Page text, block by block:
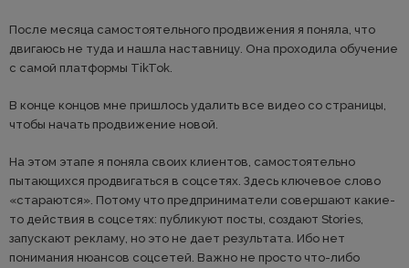
После месяца самостоятельного продвижения я поняла, что
двигаюсь не туда и нашла наставницу. Она проходила обучение
с самой платформы ТikTok.
В конце концов мне пришлось удалить все видео со страницы,
чтобы начать продвижение новой.
На этом этапе я поняла своих клиентов, самостоятельно
пытающихся продвигаться в соцсетях. Здесь ключевое слово
«стараются». Потому что предприниматели совершают какие-
то действия в соцсетях: публикуют посты, создают Stories,
запускают рекламу, но это не дает результата. Ибо нет
понимания нюансов соцсетей. Важно не просто что-либо